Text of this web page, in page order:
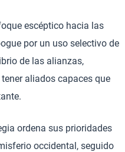
escéptico hacia las
por un uso selectivo de
de las alianzas,
aliados capaces que
ordena sus prioridades
occidental, seguido